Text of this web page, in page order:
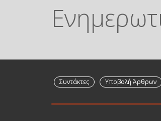
Συντάκτες Υποβολή Άρθρων